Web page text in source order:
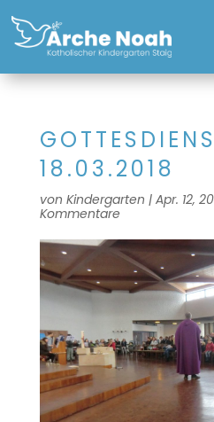
18.03.2018
von Kindergarten | Apr. 12,
Kommentare